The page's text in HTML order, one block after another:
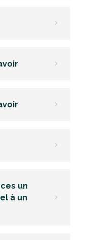
5
5
5
5
5
un
à un